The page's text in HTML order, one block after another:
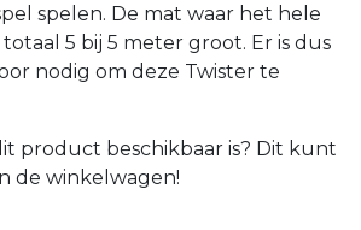
spelen. De mat waar het hele
totaal 5 bij 5 meter groot. Er is dus
nodig om deze Twister te
product beschikbaar is? Dit kunt
de winkelwagen!